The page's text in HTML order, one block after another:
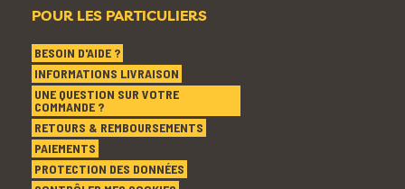
POUR LES PARTICULIERS
BESOIN D'AIDE ?
INFORMATIONS LIVRAISON
UNE QUESTION SUR VOTRE
COMMANDE ?
RETOURS & REMBOURSEMENTS
PAIEMENTS
PROTECTION DES DONNÉES